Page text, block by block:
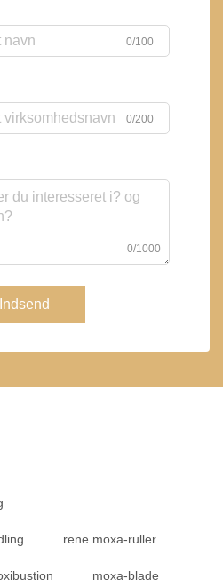
0/100
0/200
0/1000
Indsend
rene moxa-ruller
moxa-blade